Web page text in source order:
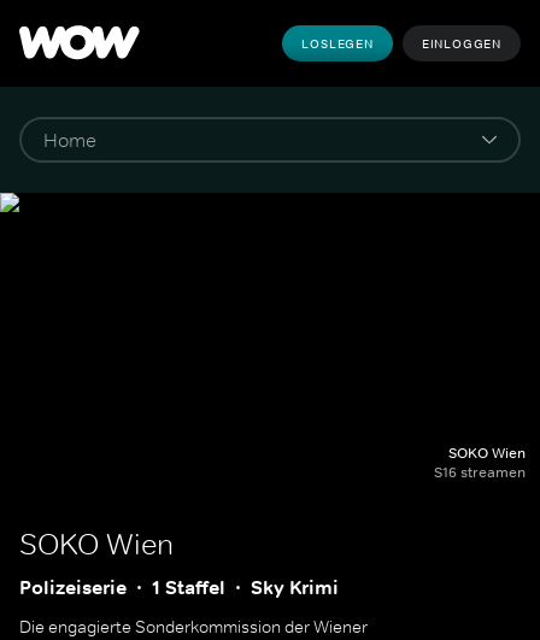
LOSLEGEN EINLOGGEN
SOKO Wien
S16 streamen
SOKO Wien
Polizeiserie 1 Staffel Sky Krimi
Die engagierte Sonderkommission der Wiener